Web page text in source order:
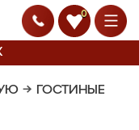
0
→ ГОСТИНЫЕ